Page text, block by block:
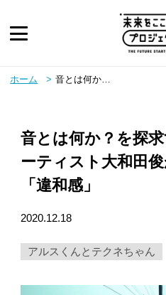
ピックアップ
twitter
ホーム 音とは何か？を探求するサウンド・アーティスト大和田俊が語るこの世界の「違和感」
音とは何か？を探
ーティスト大和田
「違和感」
2020.12.18
アルスくんとテクネちゃん